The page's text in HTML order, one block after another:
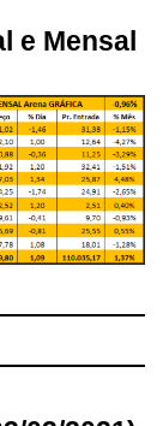
e Mensal